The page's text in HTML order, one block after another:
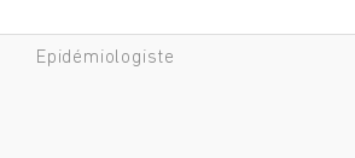
Epidémiologiste